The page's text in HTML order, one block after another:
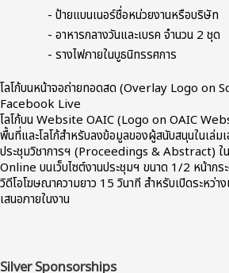
- ป้ายแบนเนอร์ชื่อหน่วยงานหรือบริษัท
- อาหารกลางวันและเบรค จำนวน 2 ชุด
- รางไฟภายในบูธนิทรรศการ
โลโก้บนหน้าจอถ่ายทอดสด (Overlay Logo on
Facebook Live
โลโก้บน Website OAIC (Logo on OAIC
พื้นที่และโลโก้สำหรับลงข้อมูลของผู้สนับสนุนในเล่ม
ประชุมวิชาการฯ (Proceedings & Abstract) ใ
Online บนเว็บไซต์งานประชุมฯ ขนาด 1/2 หน้ากร
วิดีโอโฆษณาความยาว 15 วินาที สำหรับเปิดระหว่า
เสนอภายในงาน
Silver Sponsorships